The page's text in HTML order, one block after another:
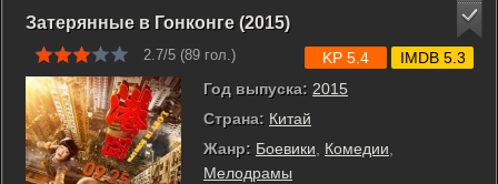
Затерянные в Гонконге (2015)
2.7/5 (89 гол.)
Год выпуска: 2015
Страна: Китай
Жанр: Боевики Комедии
Мелодрамы
KP 5.4 IMDB 5.3